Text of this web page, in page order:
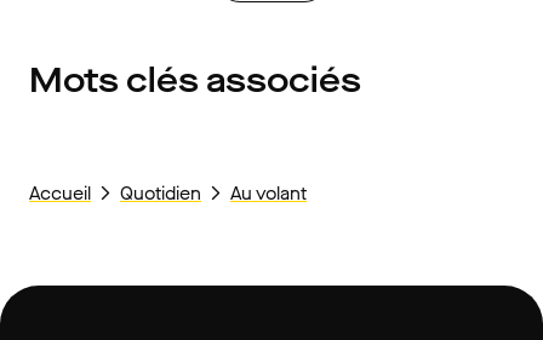
Mots clés associés
Accueil Quotidien Au volant